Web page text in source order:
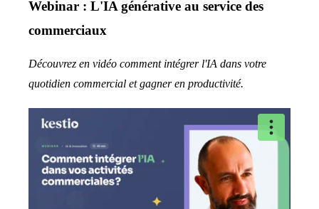
Webinar : L'IA générative au service des
commerciaux
Découvrez en vidéo comment intégrer l'IA dans votre
quotidien commercial et gagner en productivité.